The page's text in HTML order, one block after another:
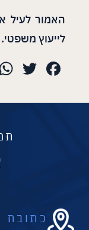
האמור לעיל
לייעוץ משפטי.
כתובת